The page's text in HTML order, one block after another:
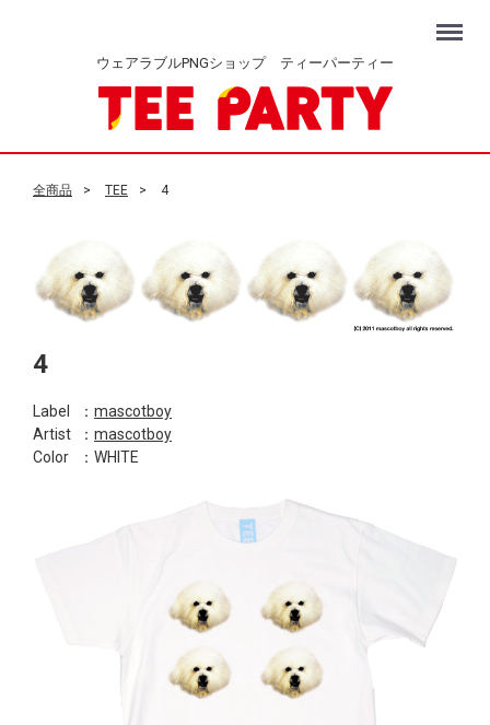
ウェアラブルPNGショップ ティーパーティー
Menu
全商品 TEE 4
4
Label ： mascotboy
Artist
： mascotboy
Color
：WHITE